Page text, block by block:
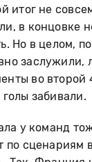
итог не
в концовке
Но в целом,
заслужили,
во второй
забивали.
у команд
по сценариям